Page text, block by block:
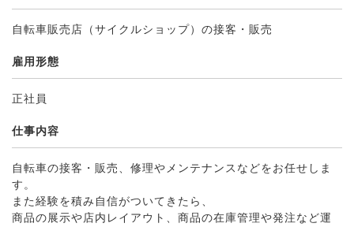
自転車販売店（サイクルショップ）の接客・販売
雇用形態
正社員
仕事内容
自転車の接客・販売、修理やメンテナンスなどをお任せしま
す。
また経験を積み自信がついてきたら、
商品の展示や店内レイアウト、商品の在庫管理や発注など運